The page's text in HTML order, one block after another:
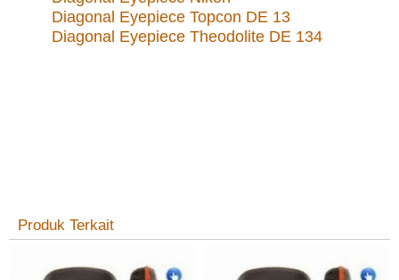
Diagonal Eyepiece Topcon DE 13
Diagonal Eyepiece Theodolite DE 134
Produk Terkait